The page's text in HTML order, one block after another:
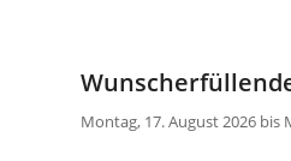
Montag, 17. August 2026 bis